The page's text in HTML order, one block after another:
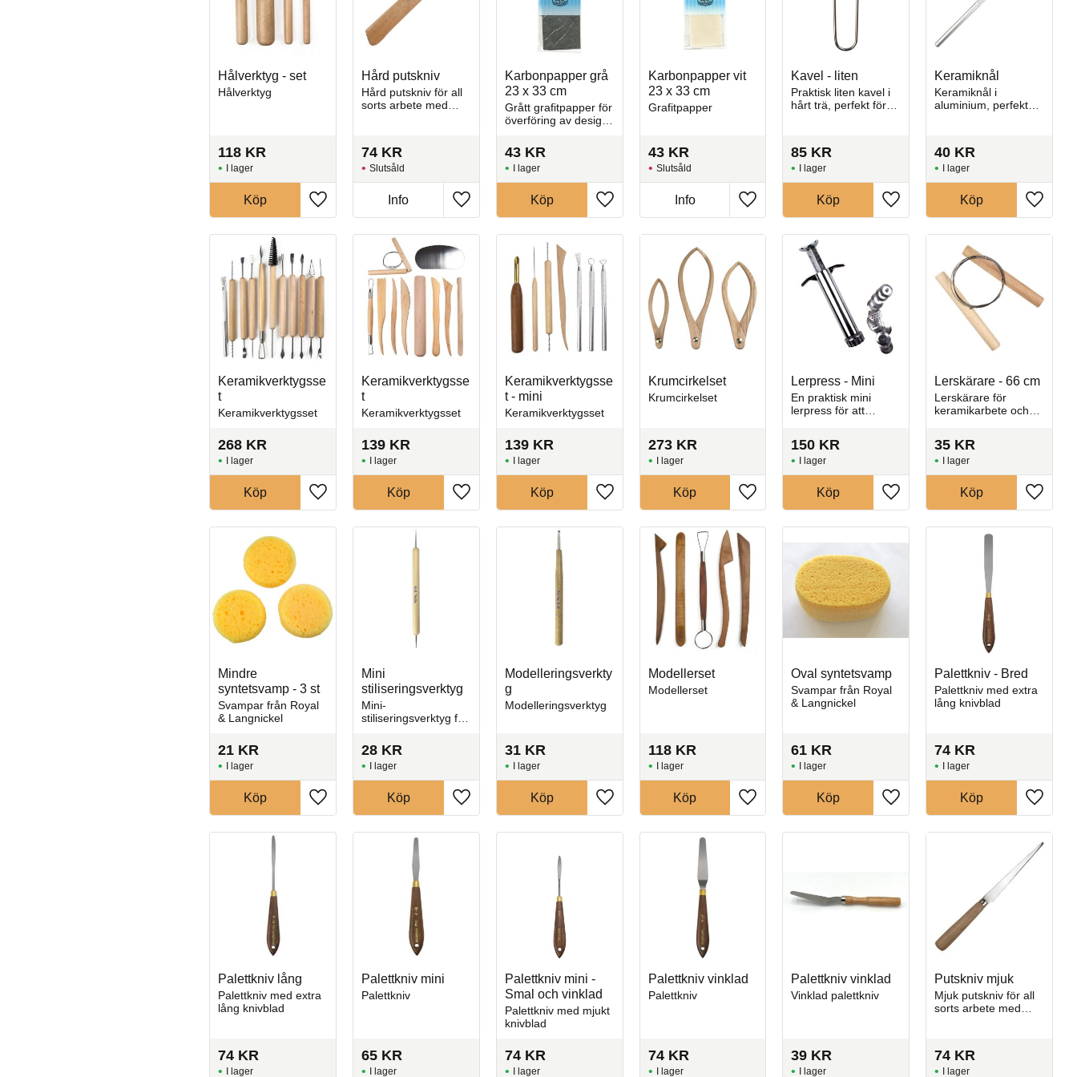
Hålverktyg - set
Hålverktyg
118 KR
Lägg till i favoriter
I lager
Köp
Hård putskniv
Hård putskniv för all
sorts arbete med
74KR
Lägg till i favoriter
Slutsåld
Info
Karbonpapper grå
23 x 33 cm
Grått grafitpapper för
överföring av design
föremål, duk, papper
och andra ytor.
43KR
Lägg till i favoriter
I lager
Köp
Karbonpapper vit
23 x 33 cm
Grafitpapper
43KR
Lägg till i favoriter
Slutsåld
Info
Kavel - liten
Praktisk liten kavel i
hårt trä, perfekt för
85 KR
Lägg till i favoriter
I lager
Köp
Keramiknål
Keramiknål i
aluminium, perfekt
lera
40 KR
Lägg
I lager
Köp
Keramikverktygsse
t
Keramikverktygsset
268 KR
Lägg till i favoriter
I lager
Köp
Keramikverktygsse
t
Keramikverktygsset
139KR
Lägg till i favoriter
I lager
Köp
Keramikverktygsse
t - mini
Keramikverktygsset
139KR
Lägg till i favoriter
I lager
Köp
Krumcirkelset
Krumcirkelset
273KR
Lägg till i favoriter
I lager
Köp
Lerpress - Mini
En praktisk mini
lerpress för att
dekorationer
150 KR
Lägg till i favoriter
I lager
Köp
Lerskärare - 66 cm
Lerskärare för
keramikarbete och
35 KR
Lägg
I lager
Köp
Mindre
syntetsvamp - 3 st
Svampar från Royal
& Langnickel
21 KR
Lägg till i favoriter
I lager
Köp
Mini
stiliseringsverktyg
Mini-
stiliseringsverktyg för
utsmyckning på lera
och obränt gods
28KR
Lägg till i favoriter
I lager
Köp
Modelleringsverkty
g
Modelleringsverktyg
31KR
Lägg till i favoriter
I lager
Köp
Modellerset
Modellerset
118KR
Lägg till i favoriter
I lager
Köp
Oval syntetsvamp
Svampar från Royal
& Langnickel
61 KR
Lägg till i favoriter
I lager
Köp
Palettkniv - Bred
Palettkniv med extra
lång knivblad
74 KR
Lägg
I lager
Köp
Palettkniv lång
Palettkniv med extra
lång knivblad
74 KR
I lager
Palettkniv mini
Palettkniv
65KR
I lager
Palettkniv mini -
Smal och vinklad
Palettkniv med mjukt
knivblad
74KR
I lager
Palettkniv vinklad
Palettkniv
74KR
I lager
Palettkniv vinklad
Vinklad palettkniv
39 KR
I lager
Putskniv mjuk
Mjuk putskniv för all
sorts arbete med
74 KR
I lager